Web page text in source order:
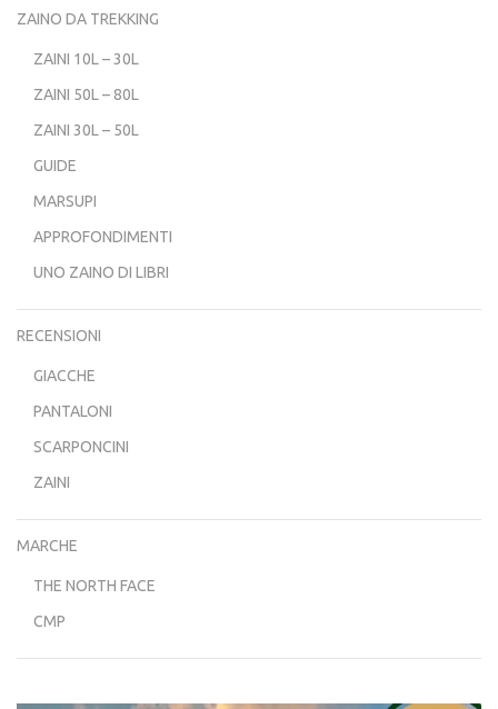
ZAINO DA TREKKING
ZAINI 10L – 30L
ZAINI 50L – 80L
ZAINI 30L – 50L
GUIDE
MARSUPI
APPROFONDIMENTI
UNO ZAINO DI LIBRI
RECENSIONI
GIACCHE
PANTALONI
SCARPONCINI
ZAINI
MARCHE
THE NORTH FACE
CMP